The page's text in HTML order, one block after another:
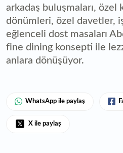
arkadaş buluşmaları, özel
dönümleri, özel davetler,
eğlenceli dost masaları
fine dining konsepti ile
anlara dönüşüyor.
WhatsApp ile paylaş
X ile paylaş